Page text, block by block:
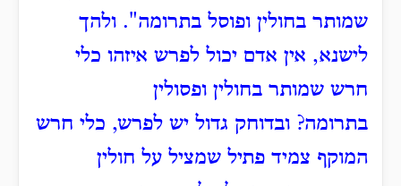
שמותר בחולין ופוסל בתרומה". ולהך
לישנא, אין אדם יכול לפרש איזהו כלי
חרש שמותר בחולין ופסולין
בתרומה? ובדוחק גדול יש לפרש, כלי חרש
המוקף צמיד פתיל שמציל על חולין